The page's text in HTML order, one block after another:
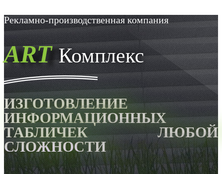
Рекламно-производственная компания
ARTКомплекс
ИЗГОТОВЛЕНИЕ
ИНФОРМАЦИОННЫХ
ТАБЛИЧЕК ЛЮБОЙ
СЛОЖНОСТИ